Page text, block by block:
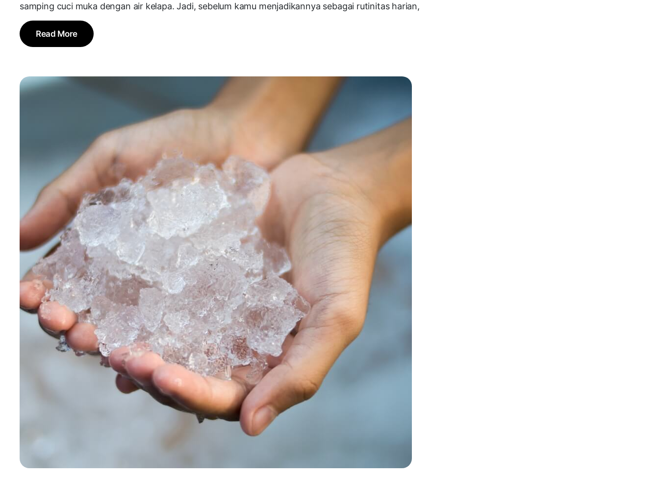
samping cuci muka dengan air kelapa. Jadi, sebelum kamu menjadikannya sebagai rutinitas harian,
Read More